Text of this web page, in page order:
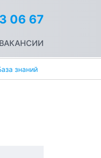
06 67
ВАКАНСИИ
знаний